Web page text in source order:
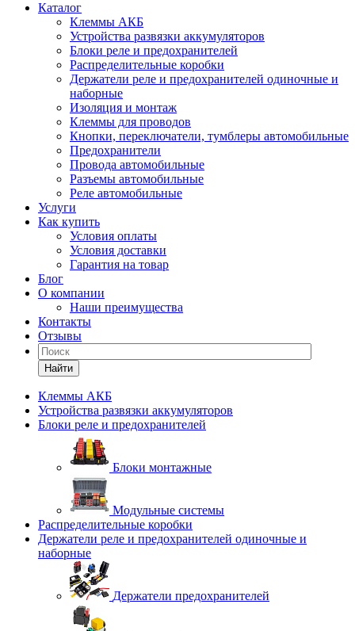
Каталог
Клеммы АКБ
Устройства развязки аккумуляторов
Блоки реле и предохранителей
Распределительные коробки
Держатели реле и предохранителей одиночные и
наборные
Изоляция и монтаж
Клеммы для проводов
Кнопки, переключатели, тумблеры автомобильные
Предохранители
Провода автомобильные
Разъемы автомобильные
Реле автомобильные
Услуги
Как купить
Условия оплаты
Условия доставки
Гарантия на товар
Блог
О компании
Наши преимущества
Контакты
Отзывы
Найти
Клеммы АКБ
Устройства развязки аккумуляторов
Блоки реле и предохранителей
Блоки монтажные
Модульные системы
Распределительные коробки
Держатели реле и предохранителей одиночные и
наборные
Держатели предохранителей